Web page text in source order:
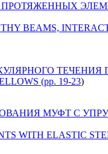
ПРОТЯЖЕННЫХ
BEAMS,
ТЕЧЕНИЯ
(pp. 19-23)
МУФТ С
WITH ELASTIC